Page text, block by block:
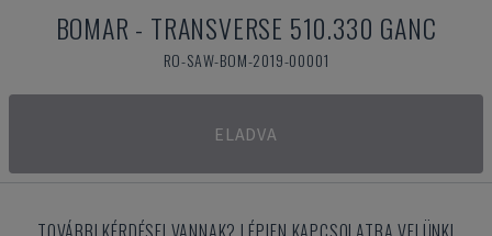
BOMAR - TRANSVERSE 510.330 GANC
RO-SAW-BOM-2019-00001
ELADVA